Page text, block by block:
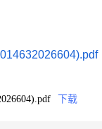
下载